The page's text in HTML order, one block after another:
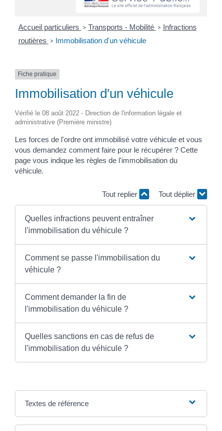
Accueil particuliers > Transports - Mobilité > Infractions
routières > Immobilisation d'un véhicule
Fiche pratique
Immobilisation d'un véhicule
Vérifié le 08 août 2022 - Direction de l'information légale et
administrative (Première ministre)
Les forces de l'ordre ont immobilisé votre véhicule et vous
vous demandez comment faire pour le récupérer ? Cette
page vous indique les règles de l'immobilisation du
véhicule.
Tout replier Tout déplier
Quelles infractions peuvent entraîner
l'immobilisation du véhicule ?
Comment se passe l'immobilisation du
véhicule ?
Comment demander la fin de
l'immobilisation du véhicule ?
Quelles sanctions en cas de refus de
l'immobilisation du véhicule ?
Textes de référence